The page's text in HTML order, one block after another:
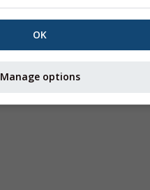
Cross-section
OK
Manage options